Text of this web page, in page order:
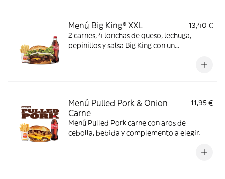
Menú Big King® XXL
13,40 €
2 carnes, 4 lonchas de queso, lechuga,
pepinillos y salsa Big King con un
Menú Pulled Pork & Onion
Carne
11,95 €
Menú Pulled Pork carne con aros de
cebolla, bebida y complemento a elegir.